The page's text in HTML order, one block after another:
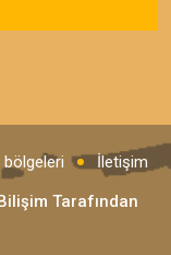
İletişim
Tarafından